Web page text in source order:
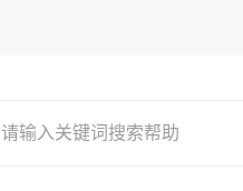
请输入关键词搜索帮助